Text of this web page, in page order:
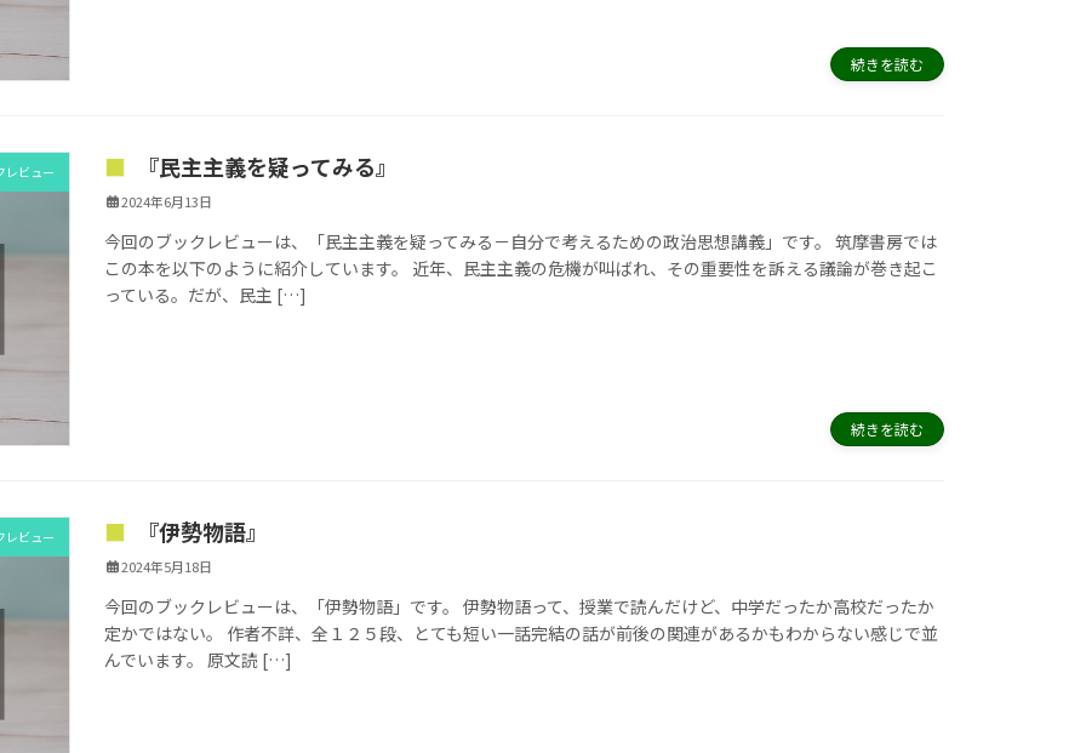
続きを読む
レビュー 『民主主義を疑ってみる』
2024年6月13日
今回のブックレビューは、「民主主義を疑ってみる－自分で考えるための政治思想講義」です。 筑摩書房では
この本を以下のように紹介しています。 近年、民主主義の危機が叫ばれ、その重要性を訴える議論が巻き起こ
っている。だが、民主 […]
続きを読む
レビュー 『伊勢物語』
2024年5月18日
今回のブックレビューは、「伊勢物語」です。 伊勢物語って、授業で読んだけど、中学だったか高校だったか
定かではない。 作者不詳、全１２５段、とても短い一話完結の話が前後の関連があるかもわからない感じで並
んでいます。 原文読 […]